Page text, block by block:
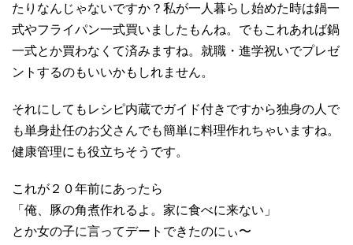
たりなんじゃないですか？私が一人暮らし始めた時は鍋一
式やフライパン一式買いましたもんね。でもこれあれば鍋
一式とか買わなくて済みますね。就職・進学祝いでプレゼ
ントするのもいいかもしれません。
それにしてもレシピ内蔵でガイド付きですから独身の人で
も単身赴任のお父さんでも簡単に料理作れちゃいますね。
健康管理にも役立ちそうです。
これが２０年前にあったら
「俺、豚の角煮作れるよ。家に食べに来ない」
とか女の子に言ってデートできたのにぃ〜